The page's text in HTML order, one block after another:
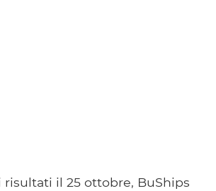
risultati il ​​25 ottobre, BuShips